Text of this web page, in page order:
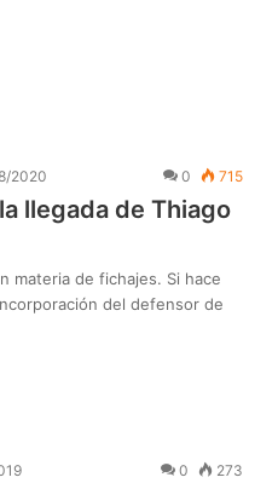
2020 0 715
llegada de Thiago
materia de fichajes. Si hace
del defensor de
0 273